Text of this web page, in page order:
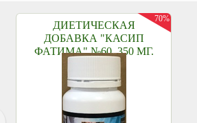
ДИЕТИЧЕСКАЯ
ДОБАВКА "КАСИП
ФАТИМА" №60, 350 МГ.
70%